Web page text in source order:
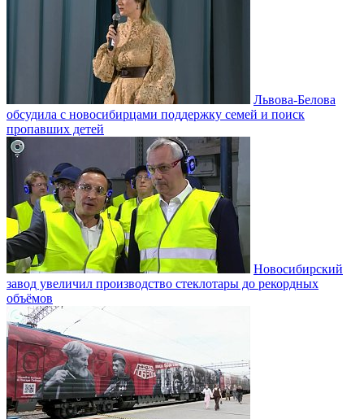
Львова-Белова
обсудила с новосибирцами поддержку семей и поиск
пропавших детей
Новосибирский
завод увеличил производство стеклотары до рекордных
объёмов